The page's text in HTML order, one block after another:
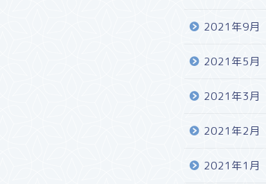
2021年9月
2021年5月
2021年3月
2021年2月
2021年1月